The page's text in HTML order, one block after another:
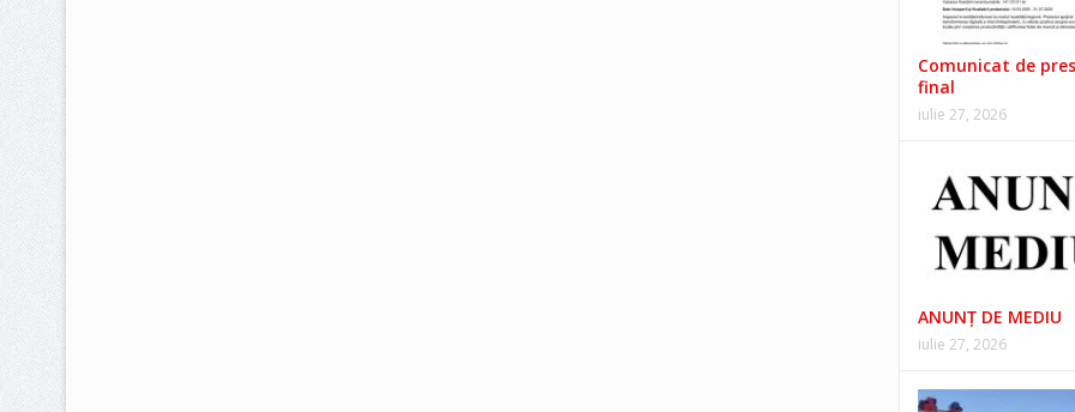
Comunicat de
final
iulie 27, 2026
ANUNŢ DE MEDIU
iulie 27, 2026